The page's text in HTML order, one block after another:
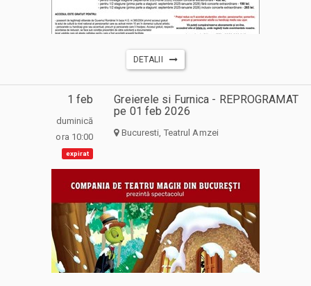
DETALII
1 feb
duminică
ora 10:00
expirat
Greierele si Furnica - REPROGRAMAT
pe 01 feb 2026
Bucuresti, Teatrul Amzei